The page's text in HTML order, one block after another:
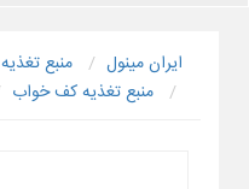
ایران مینول
منبع تغذیه AC/DC
منبع تغذیه کف خواب